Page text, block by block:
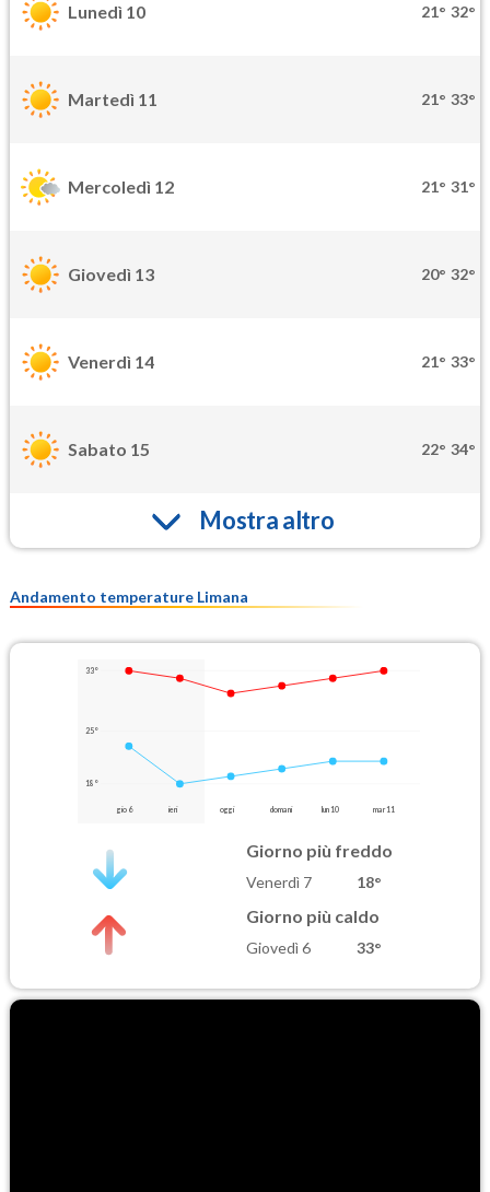
Lunedì 10 21° 32°
Martedì 11 21° 33°
Mercoledì 12 21° 31°
Giovedì 13 20° 32°
Venerdì 14 21° 33°
Sabato 15 22° 34°
Mostra altro
Andamento temperature Limana
33°
25°
18°
gio 6 ieri oggi domani lun 10 mar 11
Giorno più freddo
Venerdì 7 18°
Giorno più caldo
Giovedì 6 33°